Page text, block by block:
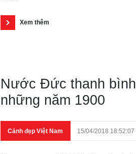
Xem thêm
Nước Đức thanh bình
những năm 1900
Cảnh đẹp Việt Nam 15/04/2018 18:52:07